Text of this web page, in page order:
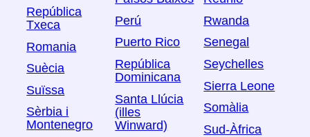
República
Txeca
Romania
Suècia
Suïssa
Sèrbia i
Montenegro
Perú
Puerto Rico
República
Dominicana
Santa Llúcia
(illes
Winward)
Rwanda
Senegal
Seychelles
Sierra Leone
Somàlia
Sud-Àfrica